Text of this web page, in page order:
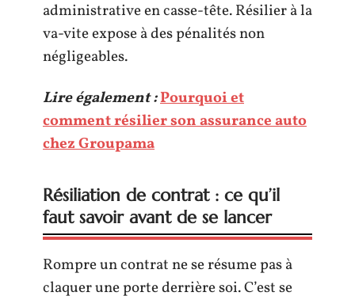
administrative en casse-tête. Résilier à la
va-vite expose à des pénalités non
négligeables.
Lire également :Pourquoi et
comment résilier son assurance auto
chez Groupama
Résiliation de contrat : ce qu’il
faut savoir avant de se lancer
Rompre un contrat ne se résume pas à
claquer une porte derrière soi. C’est se